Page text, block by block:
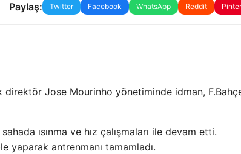
Paylaş: Twitter Facebook WhatsApp Reddit
Jose Mourinho yönetiminde idman,
ısınma ve hız çalışmaları ile devam etti.
yaparak antrenmanı tamamladı.